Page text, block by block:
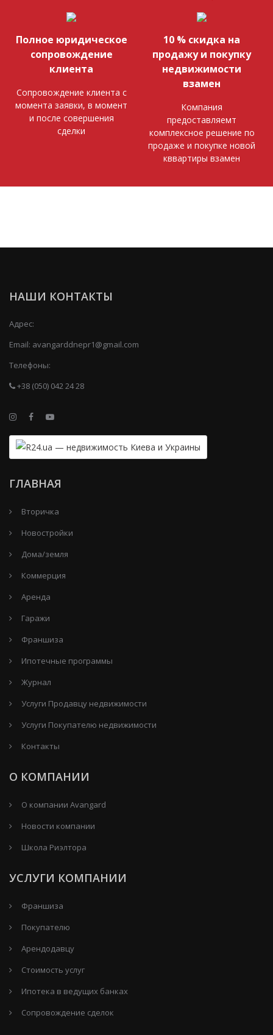
Полное юридическое
сопровождение
клиента
Сопровождение клиента с
момента заявки, в момент
и после совершения
сделки
10 % скидка на
продажу и покупку
недвижимости
взамен
Компания
предоставляемт
комплексное решение по
продаже и покупке новой
кввартиры взамен
НАШИ КОНТАКТЫ
Адрес:
Email: avangarddnepr1@gmail.com
Телефоны:
+38 (050) 042 24 28
ГЛАВНАЯ
Вторичка
Новостройки
Дома/земля
Коммерция
Аренда
Гаражи
Франшиза
Ипотечные программы
Журнал
Услуги Продавцу недвижимости
Услуги Покупателю недвижимости
Контакты
О КОМПАНИИ
О компании Avangard
Новости компании
Школа Риэлтора
УСЛУГИ КОМПАНИИ
Франшиза
Покупателю
Арендодавцу
Стоимость услуг
Ипотека в ведущих банках
Сопровождение сделок